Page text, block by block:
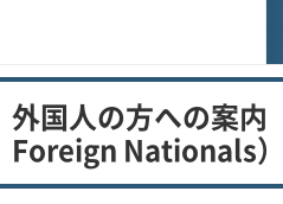
外国人の方への案
Foreign Nationals）